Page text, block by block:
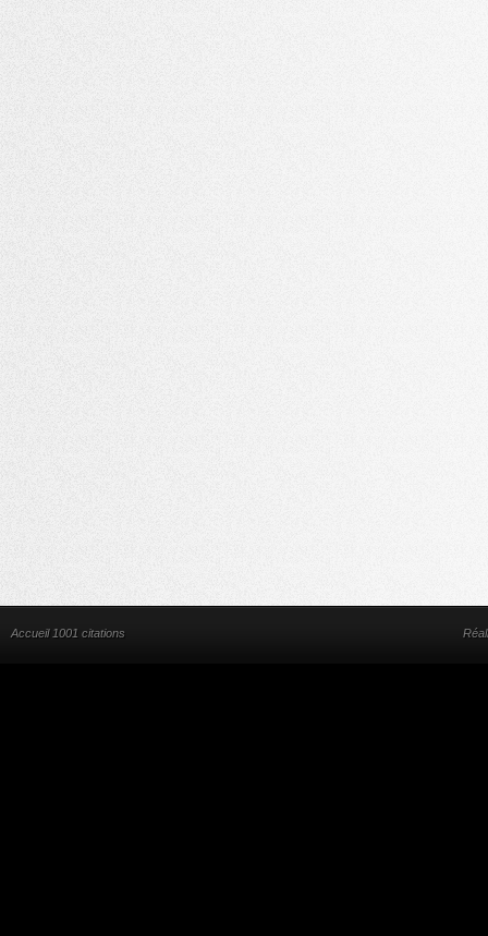
Accueil 1001 citations